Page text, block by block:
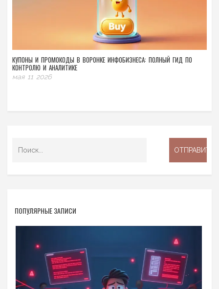
КУПОНЫ И ПРОМОКОДЫ В ВОРОНКЕ ИНФОБИЗНЕСА: ПОЛНЫЙ ГИД ПО
КОНТРОЛЮ И АНАЛИТИКЕ
мая 11 2026
ПОПУЛЯРНЫЕ ЗАПИСИ